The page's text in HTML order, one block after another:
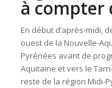
à compter
En début d’après-midi,
ouest de la Nouvelle-
Pyrénées avant de
Aquitaine et vers le
reste de la région Midi-